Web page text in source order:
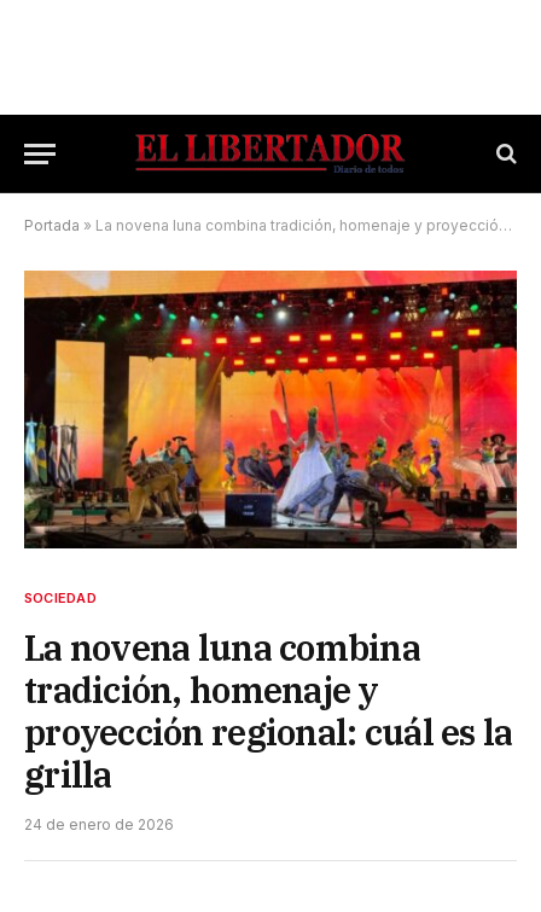
Portada » La novena luna combina tradición, homenaje y proyección regional: cuál es la grilla
SOCIEDAD
La novena luna combina
tradición, homenaje y
proyección regional: cuál es la
grilla
24 de enero de 2026